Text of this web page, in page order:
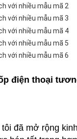
đã mở rộng